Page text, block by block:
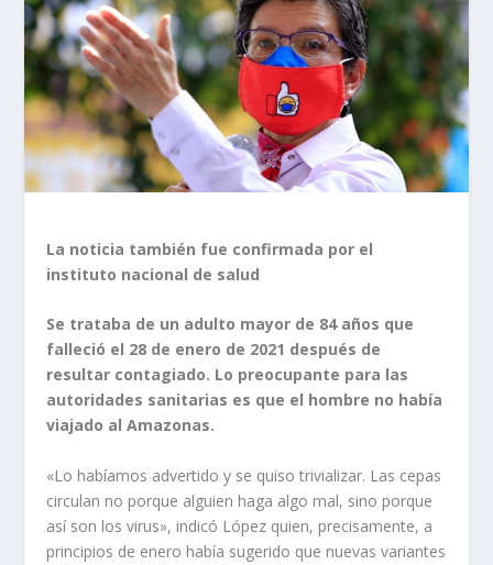
La noticia también fue confirmada por el
instituto nacional de salud
Se trataba de un adulto mayor de 84 años que
falleció el 28 de enero de 2021 después de
resultar contagiado. Lo preocupante para las
autoridades sanitarias es que el hombre no había
viajado al Amazonas.
«Lo habíamos advertido y se quiso trivializar. Las cepas
circulan no porque alguien haga algo mal, sino porque
así son los virus», indicó López quien, precisamente, a
principios de enero había sugerido que nuevas variantes